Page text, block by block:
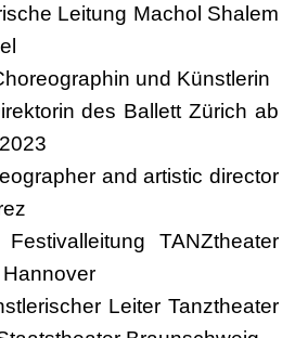
Leitung Machol Shalem
und Künstlerin
des Ballett Zürich ab
and artistic director
TANZtheater
Leiter Tanztheater